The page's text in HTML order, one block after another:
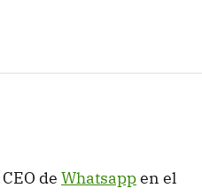
de Whatsappen el